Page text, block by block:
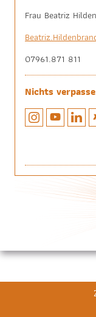
Frau Beatriz
07961.871 811
Nichts